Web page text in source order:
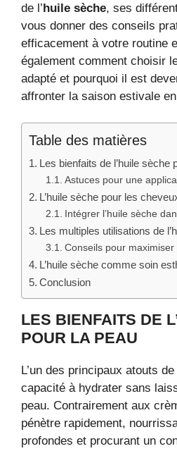
de l’huile sèche, ses
vous donner des conseils
efficacement à votre routine
également comment choisir
adapté et pourquoi il est
affronter la saison estivale
Table des matières
Les bienfaits de l’huile sèche
Astuces pour une
L’huile sèche pour les
Intégrer l’huile sèche
Les multiples utilisations de
Conseils pour maximiser
L’huile sèche comme soin
Conclusion
LES BIENFAITS DE
POUR LA PEAU
L’un des principaux atouts de
capacité à hydrater sans
peau. Contrairement aux
pénètre rapidement,
profondes et procurant un